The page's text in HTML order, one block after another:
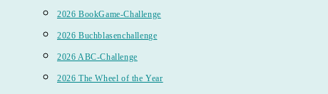
2026 BookGame-Challenge
2026 Buchblasenchallenge
2026 ABC-Challenge
2026 The Wheel of the Year